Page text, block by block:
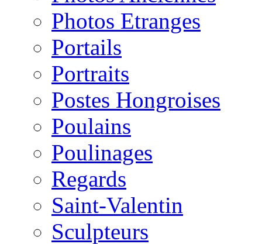
Photos Etranges
Portails
Portraits
Postes Hongroises
Poulains
Poulinages
Regards
Saint-Valentin
Sculpteurs